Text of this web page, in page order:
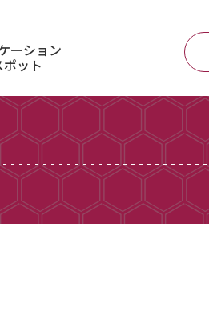
ーション
ポット